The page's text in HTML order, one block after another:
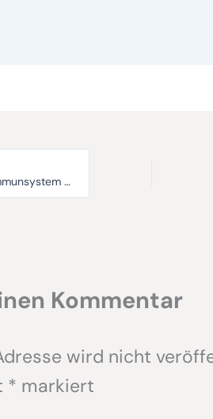
Schutz vor Krankheiten: Das Immunsystem von Babys und Kindern
Kommentar
wird nicht
* markiert